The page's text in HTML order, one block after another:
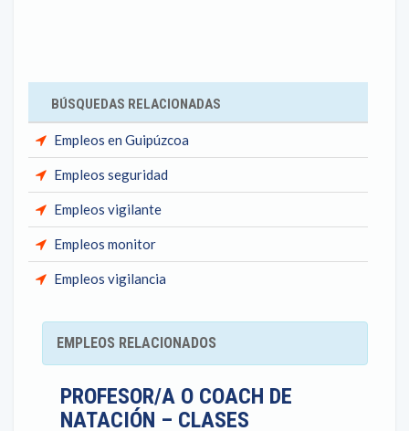
BÚSQUEDAS RELACIONADAS
Empleos en Guipúzcoa
Empleos seguridad
Empleos vigilante
Empleos monitor
Empleos vigilancia
EMPLEOS RELACIONADOS
PROFESOR/A O COACH DE
NATACIÓN – CLASES